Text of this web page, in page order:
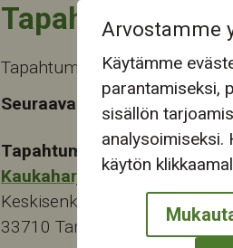
Arvostamme
Käytämme
parantamiseksi,
sisällön
analysoimiseksi.
käytön
Tapahtuman
Tapahtuma päättyi ti
Seuraava tapahtuma-aika
Tapahtumapaikka:
Kaukaharjukeskus
Keskisenkatu 13-15
33710 Tampere